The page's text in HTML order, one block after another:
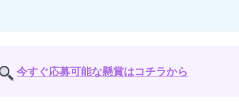
今すぐ応募可能な懸賞はコチラから